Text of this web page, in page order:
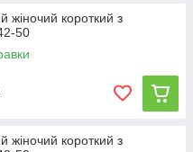
жіночий короткий з
50
жіночий короткий з